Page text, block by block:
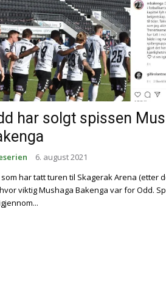
har solgt spissen
6. august 2021
som har tatt turen til Skagerak Arena (etter
viktig Mushaga Bakenga var for Odd.